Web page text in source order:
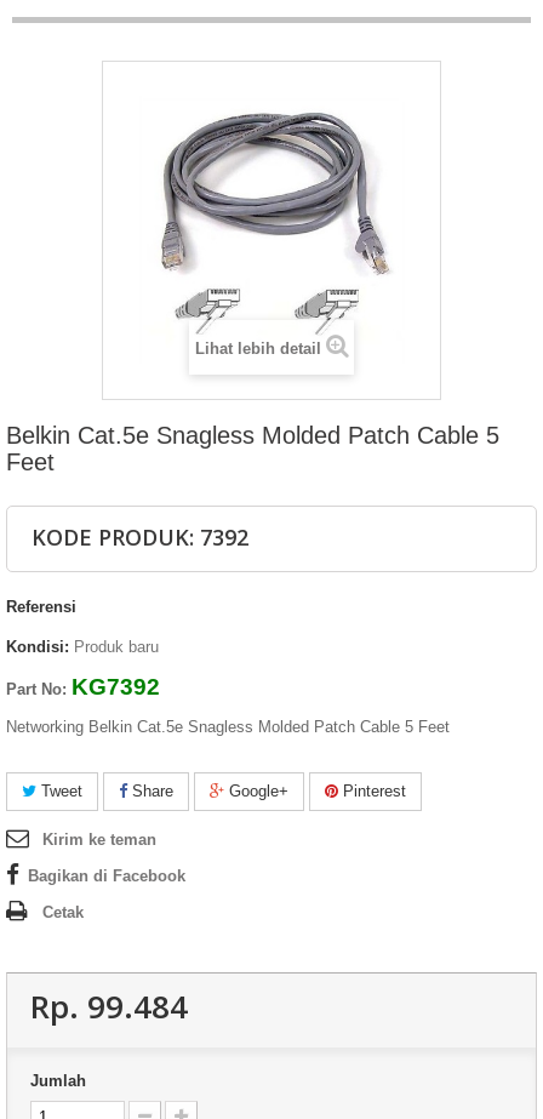
Lihat lebih detail
Belkin Cat.5e Snagless Molded Patch Cable 5
Feet
KODE PRODUK: 7392
Referensi
Kondisi: Produk baru
Part No: KG7392
Networking Belkin Cat.5e Snagless Molded Patch Cable 5 Feet
Tweet Share Google+ Pinterest
Kirim ke teman
Bagikan di Facebook
Cetak
Rp‎. 99.484
Jumlah